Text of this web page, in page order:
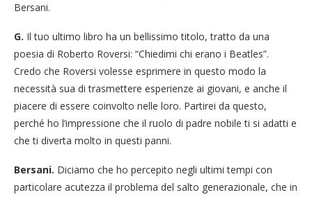
Bersani.
G. Il tuo ultimo libro ha un bellissimo titolo, tratto da una
poesia di Roberto Roversi: “Chiedimi chi erano i Beatles”.
Credo che Roversi volesse esprimere in questo modo la
necessità sua di trasmettere esperienze ai giovani, e anche il
piacere di essere coinvolto nelle loro. Partirei da questo,
perché ho l’impressione che il ruolo di padre nobile ti si adatti e
che ti diverta molto in questi panni.
Bersani. Diciamo che ho percepito negli ultimi tempi con
particolare acutezza il problema del salto generazionale, che in